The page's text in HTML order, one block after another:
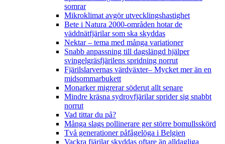
somrar
Mikroklimat avgör utvecklingshastighet
Bete i Natura 2000-områden hotar de
väddnätfjärilar som ska skyddas
Nektar – tema med många variationer
Snabb anpassning till dagslängd hjälper
svingelgräsfjärilens spridning norrut
Fjärilslarvernas värdväxter– Mycket mer än en
midsommarbukett
Monarker migrerar söderut allt senare
Mindre kräsna sydrovfjärilar sprider sig snabbt
norrut
Vad tittar du på?
Många slags pollinerare ger större bomullsskörd
Två generationer påfågelöga i Belgien
Vackra fjärilar skyddas oftare än alldagliga